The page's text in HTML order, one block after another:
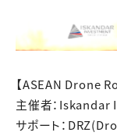
【ASEAN Drone
主催者：
サポート：